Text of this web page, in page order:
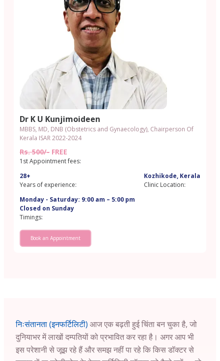
Dr K U Kunjimoideen
MBBS, MD, DNB (Obstetrics and Gynaecology), Chairperson Of
Kerala ISAR 2022-2024
Rs. 500/- FREE
1st Appointment fees:
28+
Years of experience:
Kozhikode, Kerala
Clinic Location:
Monday - Saturday: 9:00 am – 5:00 pm
Closed on Sunday
Timings:
Book an Appointment
निःसंतानता (इनफर्टिलिटी) आज एक बढ़ती हुई चिंता बन चुका है, जो
दुनियाभर में लाखों दम्पतियों को प्रभावित कर रहा है। अगर आप भी
इस परेशानी से जूझ रहे हैं और समझ नहीं पा रहे कि किस डॉक्टर से